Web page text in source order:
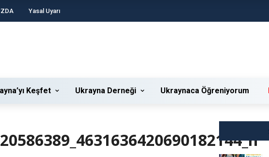
Yasal Uyarı
Keşfet Ukrayna Derneği Ukraynaca Öğreniyorum